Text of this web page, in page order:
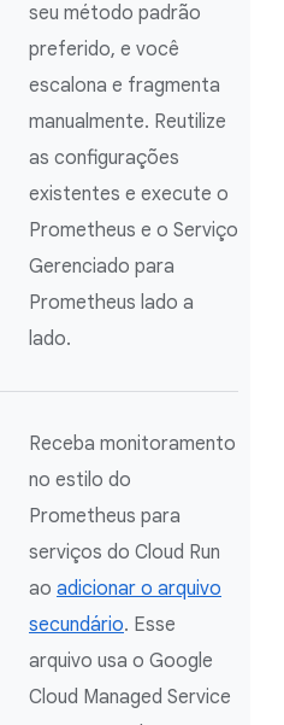
seu método padrão
preferido, e você
escalona e fragmenta
manualmente. Reutilize
as configurações
existentes e execute o
Prometheus e o Serviço
Gerenciado para
Prometheus lado a
lado.
Receba monitoramento
no estilo do
Prometheus para
serviços do Cloud Run
ao adicionar o arquivo
secundário. Esse
arquivo usa o Google
Cloud Managed Service